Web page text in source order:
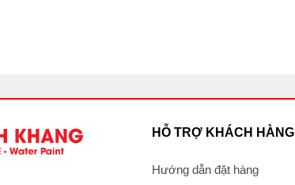
HỖ TRỢ KHÁCH HÀNG
Hướng dẫn đặt hàng